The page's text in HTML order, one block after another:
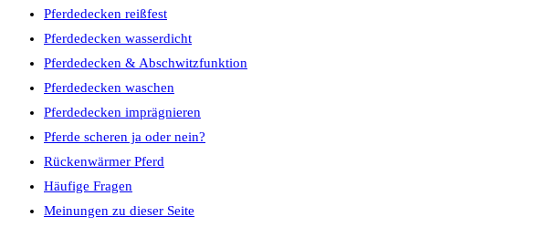
Pferdedecken reißfest
Pferdedecken wasserdicht
Pferdedecken & Abschwitzfunktion
Pferdedecken waschen
Pferdedecken imprägnieren
Pferde scheren ja oder nein?
Rückenwärmer Pferd
Häufige Fragen
Meinungen zu dieser Seite